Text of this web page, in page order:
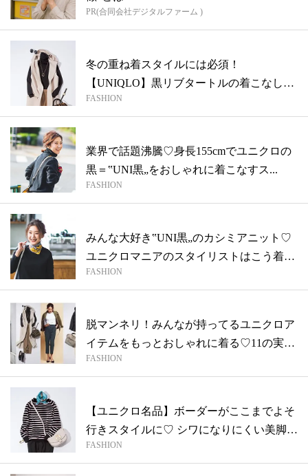
PR(合同会社デジタルファーム )
冬の重ね着スタイルには必須！
【UNIQLO】黒リブタートルの着こなし実
例
FASHION
業界で話題沸騰♡身長155cmでユニクロの
黒＝‟UNI黒„をおしゃれに着こなすス...
FASHION
みんな大好き‟UNI黒„のカシミアニット♡
ユニクロマニアのスタイリストはこう着
る...
FASHION
脱マンネリ！みんなが持ってるユニクロア
イテムをもっとおしゃれに着る♡11の実例
【...
FASHION
【ユニクロ名品】ボーダーがここまでよそ
行きスタイルに♡ シワになりにくい美脚パ
ン...
FASHION